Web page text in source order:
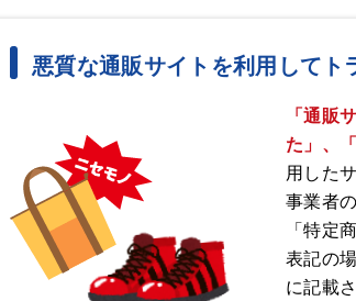
悪質な通販サイトを利用してト
「通販
た」、
用した
事業者
「特定
表記の
に記載